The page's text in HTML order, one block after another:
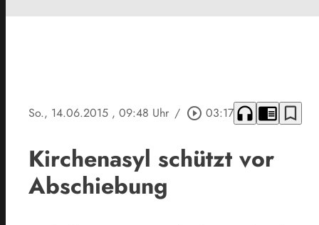
So., 14.06.2015 , 09:48 Uhr / play_circle_outline 03:17 headphones chrome_reader_mode bookmark_border
Kirchenasyl schützt vor
Abschiebung